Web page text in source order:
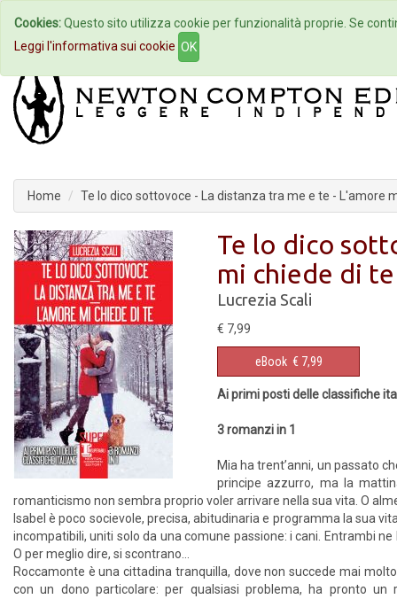
Home Autori Eventi
Home Te lo dico sottovoce - La distanza tra me e te - L'amore
Te lo dico
mi chiede di te
Lucrezia Scali
€ 7,99
eBook € 7,99
Ai primi posti delle classifiche
3 romanzi in 1
Mia ha trent’anni, un passato
principe azzurro, ma la
romanticismo non sembra proprio voler arrivare nella sua vita. O
Isabel è poco socievole, precisa, abitudinaria e programma la sua
incompatibili, uniti solo da una comune passione: i cani. Entrambi
O per meglio dire, si scontrano…
Roccamonte è una cittadina tranquilla, dove non succede mai
con un dono particolare: per qualsiasi problema, ha pronto
Cookies:Questo sito utilizza cookie per funzionalità proprie. Se
Leggi l'informativa sui cookie OK